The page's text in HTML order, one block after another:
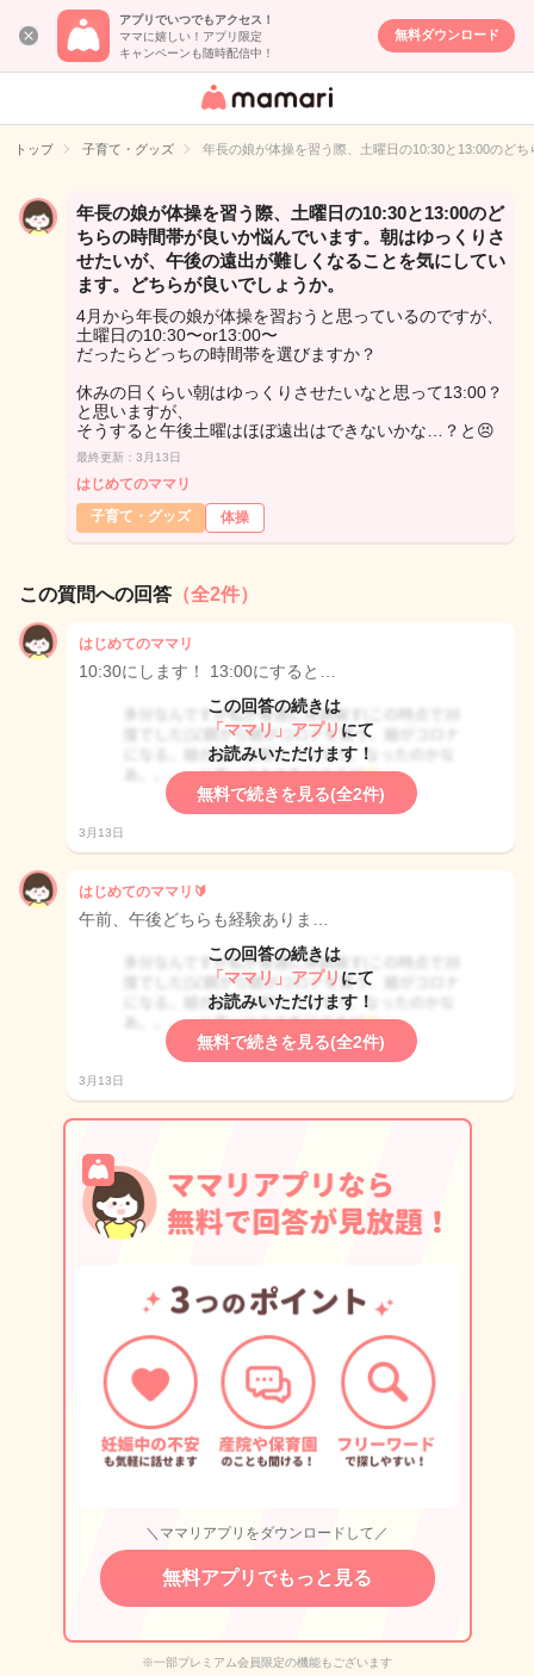
アプリでいつでもアクセス！
ママに嬉しい！アプリ限定
キャンペーンも随時配信中！
無料ダウンロード
女性専用匿名QA
イト
トップ 子育て・グッズ 年長の娘が体操を習う際、土曜日の10:30と13:00のど
年長の娘が体操を習う際、土曜日の10:30と13:00のど
ちらの時間帯が良いか悩んでいます。朝はゆっくりさ
せたいが、午後の遠出が難しくなることを気にしてい
ます。どちらが良いでしょうか。
4月から年長の娘が体操を習おうと思っているのですが、
土曜日の10:30〜or13:00〜
だったらどっちの時間帯を選びますか？
休みの日くらい朝はゆっくりさせたいなと思って13:00？
と思いますが、
そうすると午後土曜はほぼ遠出はできないかな…？と😣
最終更新：3月13日
はじめてのママリ
子育て・グッズ
体操
この質問への回答 （全2件）
はじめてのママリ
10:30にします！ 13:00にすると…
この回答の続きは
「ママリ」アプリ にて
お読みいただけます！
無料で続きを見る(全2件)
3月13日
はじめてのママリ🔰
午前、午後どちらも経験ありま…
この回答の続きは
「ママリ」アプリ にて
お読みいただけます！
無料で続きを見る(全2件)
3月13日
＼ママリアプリをダウンロードして／
無料アプリでもっと見る
※一部プレミアム会員限定の機能もございます